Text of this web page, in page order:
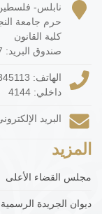
نابلس-
حرم جامعة
كلية القانون
صندوق البريد: 7
الهاتف:
داخلي: 4144
البريد
المزيد
مجلس القضاء الأعلى
ديوان الجريدة الرسمية